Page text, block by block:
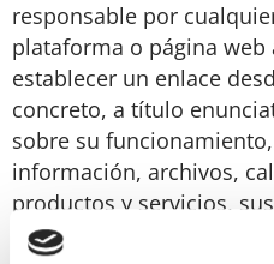
responsable por
plataforma o página web
establecer un enlace
concreto, a título
sobre su
información, archivos,
productos y servicios,
cualquiera de sus